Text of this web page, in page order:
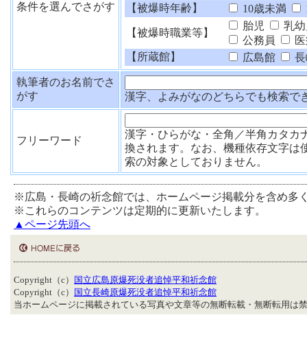
条件を選んでさがす
【被爆時年齢】
10歳未満
【被爆時職業等】
胎児
乳
公務員
【所蔵館】
広島館
執筆者のお名前でさ
がす
漢字、よみがなのどちらでも検索で
フリーワード
漢字・ひらがな・全角／半角カタカ
換されます。なお、機種依存文字は
索の対象としておりません。
※広島・長崎の祈念館では、ホームページ掲載分を含め多
※これらのコンテンツは定期的に更新いたします。
▲ページ先頭へ
Copyright（c）
国立広島原爆死没者追悼平和祈念館
Copyright（c）
国立長崎原爆死没者追悼平和祈念館
当ホームページに掲載されている写真や文章等の無断転載・無断転用は